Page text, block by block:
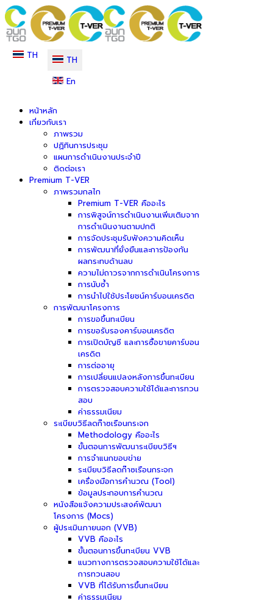
TH
TH
En
หน้าหลัก
เกี่ยวกับเรา
ภาพรวม
ปฏิทินการประชุม
แผนการดำเนินงานประจำปี
ติดต่อเรา
Premium T-VER
ภาพรวมกลไก
Premium T-VER คืออะไร
การพิสูจน์การดำเนินงานเพิ่มเติมจาก
การดำเนินงานตามปกติ
การจัดประชุมรับฟังความคิดเห็น
การพัฒนาที่ยั่งยืนและการป้องกัน
ผลกระทบด้านลบ
ความไม่ถาวรจากการดำเนินโครงการ
การนับซ้ำ
การนำไปใช้ประโยชน์คาร์บอนเครดิต
การพัฒนาโครงการ
การขอขึ้นทะเบียน
การขอรับรองคาร์บอนเครดิต
การเปิดบัญชี และการซื้อขายคาร์บอน
เครดิต
การต่ออายุ
การเปลี่ยนแปลงหลังการขึ้นทะเบียน
การตรวจสอบความใช้ได้และการทวน
สอบ
ค่าธรรมเนียม
ระเบียบวิธีลดก๊าซเรือนกระจก
Methodology คืออะไร
ขั้นตอนการพัฒนาระเบียบวิธีฯ
การจำแนกขอบข่าย
ระเบียบวิธีลดก๊าซเรือนกระจก
เครื่องมือการคำนวณ (Tool)
ข้อมูลประกอบการคำนวณ
หนังสือแจ้งความประสงค์พัฒนา
โครงการ (Mocs)
ผู้ประเมินภายนอก (VVB)
VVB คืออะไร
ขั้นตอนการขึ้นทะเบียน VVB
แนวทางการตรวจสอบความใช้ได้และ
การทวนสอบ
VVB ที่ได้รับการขึ้นทะเบียน
ค่าธรรมเนียม